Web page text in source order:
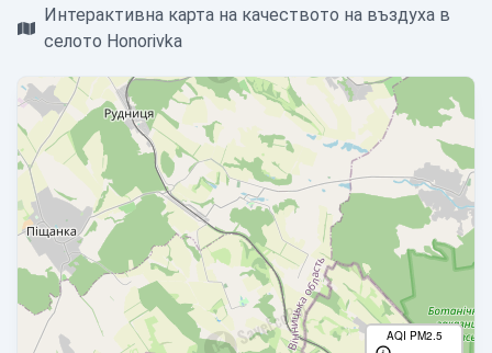
Интерактивна карта на качеството на въздуха в
селото Honorivka
AQI PM2.5